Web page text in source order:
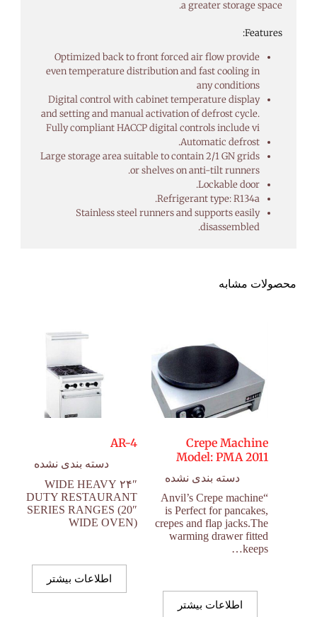
a greater storage space.
Features:
Optimized back to front forced air flow provide
even temperature distribution and fast cooling in
any conditions
Digital control with cabinet temperature display
and setting and manual activation of defrost cycle.
Fully compliant HACCP digital controls include vi
Automatic defrost.
Large storage area suitable to contain 2/1 GN grids
or shelves on anti-tilt runners.
Lockable door.
Refrigerant type: R134a.
Stainless steel runners and supports easily
disassembled.
محصولات مشابه
Crepe Machine
Model: PMA 2011
دسته بندی نشده
“Anvil’s Crepe machine
is Perfect for pancakes,
crepes and flap jacks.The
warming drawer fitted
keeps…
اطلاعات بیشتر
AR-4
دسته بندی نشده
۲۴″ WIDE HEAVY
DUTY RESTAURANT
SERIES RANGES (20″
WIDE OVEN)
اطلاعات بیشتر